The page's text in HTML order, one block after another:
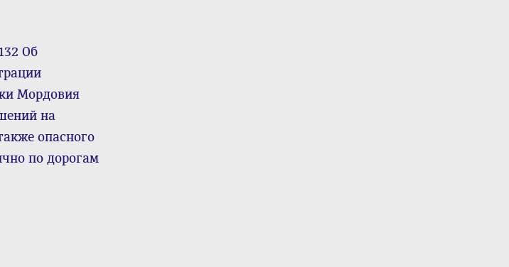
Об
Мордовия
на
опасного
по дорогам